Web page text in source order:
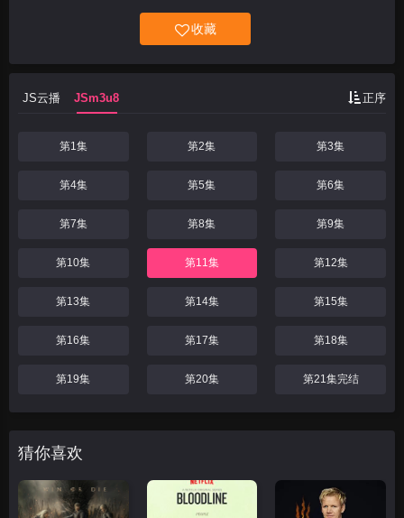
案件——贩毒、有组织犯罪、重大谋杀案以
及其他大规模重罪。该小组由沃伊特、特鲁
·阿特沃特、
收藏
JS云播 JSm3u8 正序
第1集 第2集 第3集
第4集 第5集 第6集
第7集 第8集 第9集
第10集 第11集 第12集
第13集 第14集 第15集
第16集 第17集 第18集
第19集 第20集 第21集完结
猜你喜欢